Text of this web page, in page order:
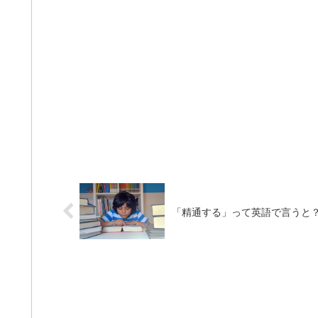
「精通する」って英語で言うと？